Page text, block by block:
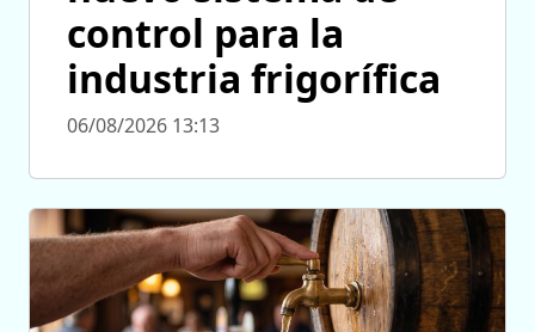
control para la
industria frigorífica
06/08/2026 13:13